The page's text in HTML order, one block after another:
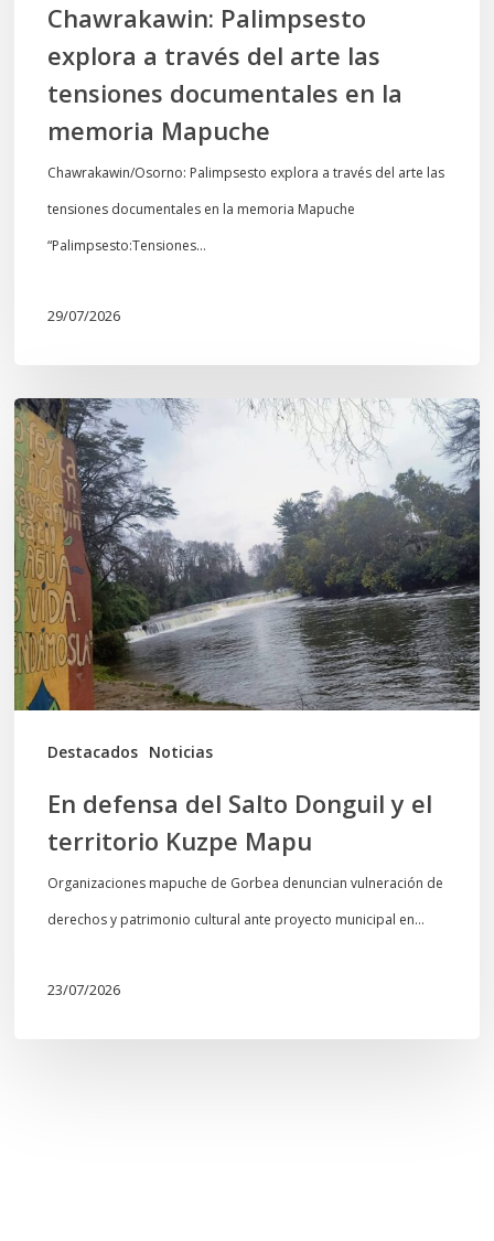
memoria
Mapuche
Chawrakawin: Palimpsesto
explora a través del arte las
tensiones documentales en la
memoria Mapuche
Chawrakawin/Osorno: Palimpsesto explora a través del arte las
tensiones documentales en la memoria Mapuche
“Palimpsesto:Tensiones…
29/07/2026
Destacados Noticias
En
defensa
del
Salto
Donguil
y
el
territorio
Kuzpe
Mapu
En defensa del Salto Donguil y el
territorio Kuzpe Mapu
Organizaciones mapuche de Gorbea denuncian vulneración de
derechos y patrimonio cultural ante proyecto municipal en…
23/07/2026